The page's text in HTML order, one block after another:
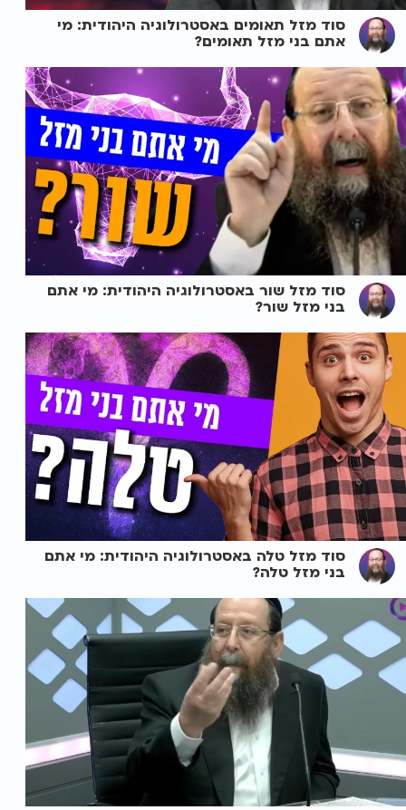
סוד מזל תאומים באסטרולוגיה היהודית: מי
אתם בני מזל תאומים?
סוד מזל שור באסטרולוגיה היהודית: מי אתם
בני מזל שור?
סוד מזל טלה באסטרולוגיה היהודית: מי אתם
בני מזל טלה?